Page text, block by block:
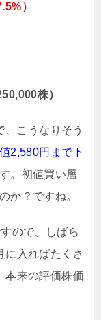
）
株）
こうなりそう
2,580円まで下
。初値買い層
か？ですね。
ので、しばら
に入ればたくさ
本来の評価株価